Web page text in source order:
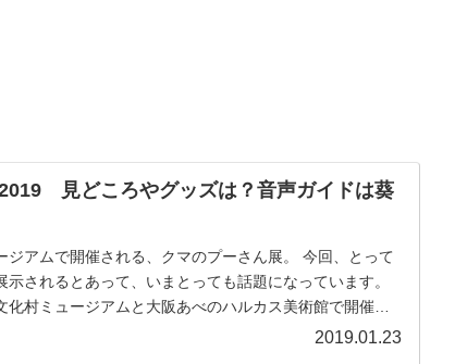
見どころやグッズは？音声ガイドは葵
ジアムで開催される、クマのプーさん展。 今回、とって
されるとあって、いまとっても話題になっています。
村ミュージアムと大阪あべのハルカス美術館で開催さ
2019.01.23